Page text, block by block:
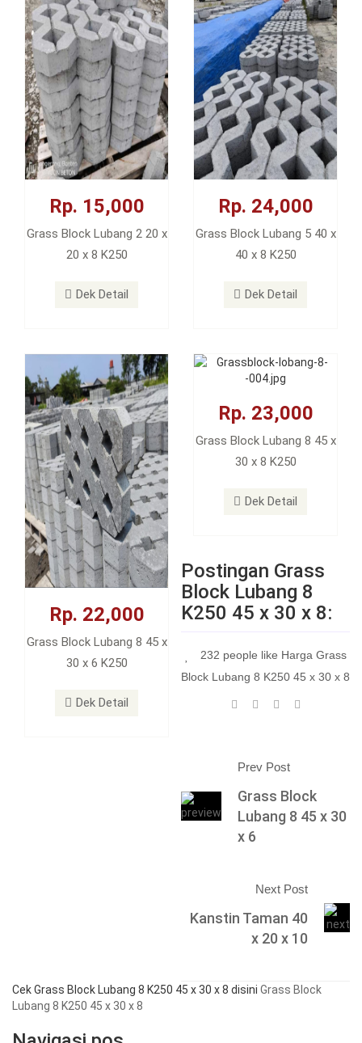
Rp. 15,000
Grass Block Lubang 2 20 x
20 x 8 K250
Dek Detail
Rp. 24,000
Grass Block Lubang 5 40 x
40 x 8 K250
Dek Detail
Rp. 22,000
Grass Block Lubang 8 45 x
30 x 6 K250
Dek Detail
Rp. 23,000
Grass Block Lubang 8 45 x
30 x 8 K250
Dek Detail
Postingan Grass
Block Lubang 8
K250 45 x 30 x 8:
232 people like Harga Grass
Block Lubang 8 K250 45 x 30 x 8
Prev Post
Grass Block
Lubang 8 45 x 30
x 6
Next Post
Kanstin Taman 40
x 20 x 10
Cek Grass Block Lubang 8 K250 45 x 30 x 8 disini Grass Block
Lubang 8 K250 45 x 30 x 8